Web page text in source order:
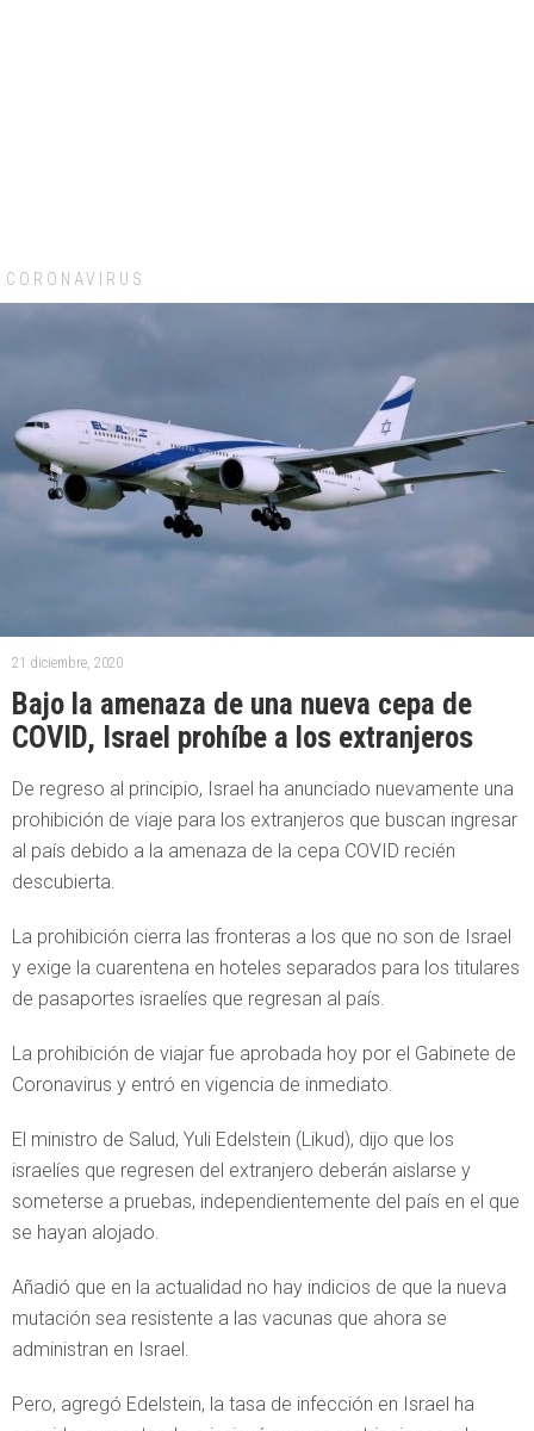
CORONAVIRUS
21 diciembre, 2020
Bajo la amenaza de una nueva cepa de
COVID, Israel prohíbe a los extranjeros
De regreso al principio, Israel ha anunciado nuevamente una
prohibición de viaje para los extranjeros que buscan ingresar
al país debido a la amenaza de la cepa COVID recién
descubierta.
La prohibición cierra las fronteras a los que no son de Israel
y exige la cuarentena en hoteles separados para los titulares
de pasaportes israelíes que regresan al país.
La prohibición de viajar fue aprobada hoy por el Gabinete de
Coronavirus y entró en vigencia de inmediato.
El ministro de Salud, Yuli Edelstein (Likud), dijo que los
israelíes que regresen del extranjero deberán aislarse y
someterse a pruebas, independientemente del país en el que
se hayan alojado.
Añadió que en la actualidad no hay indicios de que la nueva
mutación sea resistente a las vacunas que ahora se
administran en Israel.
Pero, agregó Edelstein, la tasa de infección en Israel ha